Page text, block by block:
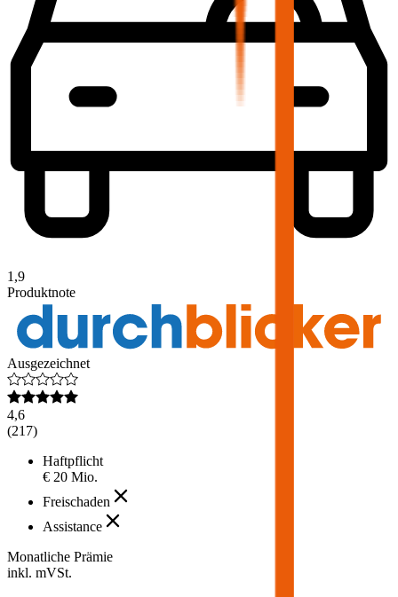
1,9
Produktnote
Ausgezeichnet
4,6
(217)
Haftpflicht
€ 20 Mio.
Freischaden
Assistance
Monatliche Prämie
inkl. mVSt.